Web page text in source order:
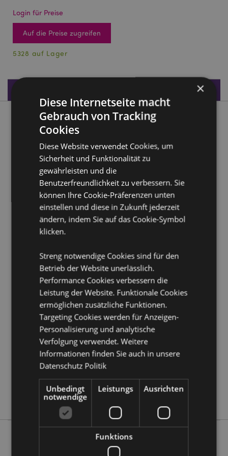
Login für Preise
Auf die Preise zugreifen
5328 auf Lager
Produktbeschreibung
Einhorn Wasserspiel
Material:Kunststoff (TPR/PS)
CE/UKCA gekennzeichnet:
Nicht geeignet für:0 - 3 Jahre
EN71:Ja
Produkttressourcen:
erfahren?Dann lesen Sie unserenLeitfaden für
Kundeninformationen.
Produktattribute
Information
Höhe 2cm Breite 10cm Tiefe 12cm
5055071507588
144
0.101000
Keine
Keine
Keine
×
Diese Internetseite macht
Gebrauch von Tracking
Cookies
Diese Website verwendet Cookies, um
Sicherheit und Funktionalität zu
gewährleisten und die
Benutzerfreundlichkeit zu verbessern. Sie
können Ihre Cookie-Präferenzen unten
einstellen und diese in Zukunft jederzeit
ändern, indem Sie auf das Cookie-Symbol
klicken.
Streng notwendige Cookies sind für den
Betrieb der Website unerlässlich.
Performance Cookies verbessern die
Leistung der Website. Funktionale Cookies
ermöglichen zusätzliche Funktionen.
Targeting Cookies werden für Anzeigen-
Personalisierung und analytische
Verfolgung verwendet. Weitere
Informationen finden Sie auch in unsere
Datenschutz Politik
Unbedingt
notwendige
Leistungs Ausrichten
Funktions